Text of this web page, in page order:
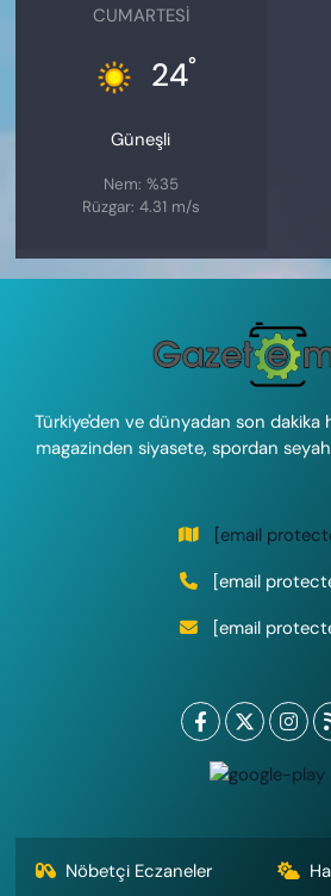
CUMARTESI
24°
Güneşli
Nem: %35
Rüzgar: 4.31 m/s
Türkiye'den ve dünyadan son dakika
magazinden siyasete, spordan
[email
[email
[email
Nöbetçi Eczaneler